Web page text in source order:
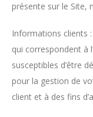
présente sur le Site,
Informations clients
qui correspondent à
susceptibles d’être
pour la gestion de
client et à des fins